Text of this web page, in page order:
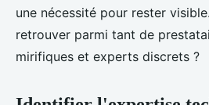
une nécessité pour rester
retrouver parmi tant de
mirifiques et experts discrets ?